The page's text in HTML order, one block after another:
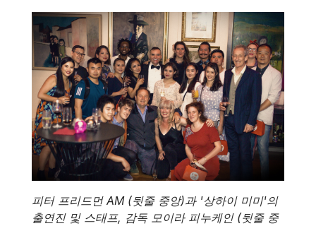
피터 프리드먼 AM (뒷줄 중앙)과 '상하이 미미'의
출연진 및 스태프, 감독 모이라 피누케인 (뒷줄 중